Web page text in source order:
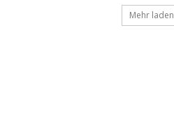
Mehr laden